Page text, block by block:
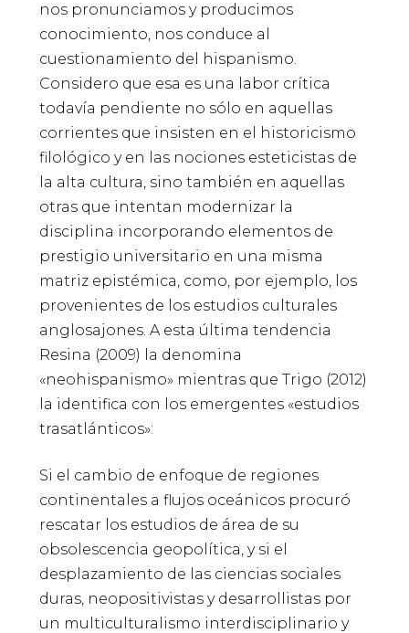
nos pronunciamos y producimos
conocimiento, nos conduce al
cuestionamiento del hispanismo.
Considero que esa es una labor crítica
todavía pendiente no sólo en aquellas
corrientes que insisten en el historicismo
filológico y en las nociones esteticistas de
la alta cultura, sino también en aquellas
otras que intentan modernizar la
disciplina incorporando elementos de
prestigio universitario en una misma
matriz epistémica, como, por ejemplo, los
provenientes de los estudios culturales
anglosajones. A esta última tendencia
Resina (2009) la denomina
«neohispanismo» mientras que Trigo (2012)
la identifica con los emergentes «estudios
trasatlánticos»:
Si el cambio de enfoque de regiones
continentales a flujos oceánicos procuró
rescatar los estudios de área de su
obsolescencia geopolítica, y si el
desplazamiento de las ciencias sociales
duras, neopositivistas y desarrollistas por
un multiculturalismo interdisciplinario y